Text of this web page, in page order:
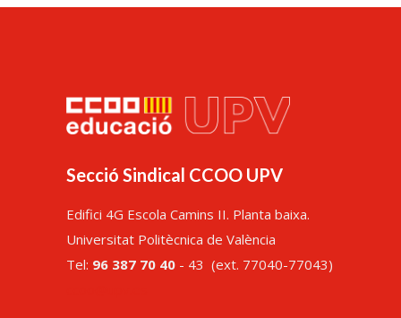
Secció Sindical CCOO UPV
Edifici 4G Escola Camins II. Planta baixa.
Universitat Politècnica de València
Tel: 96 387 70 40 - 43 (ext. 77040-77043)